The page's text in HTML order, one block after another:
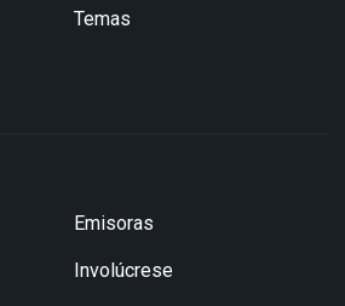
Temas
Emisoras
Involúcrese